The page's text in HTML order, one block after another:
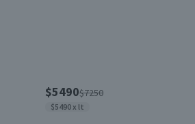
$5490$7250
$5490 x lt